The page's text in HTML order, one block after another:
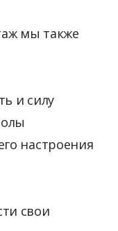
мы также
и силу
настроения
свои